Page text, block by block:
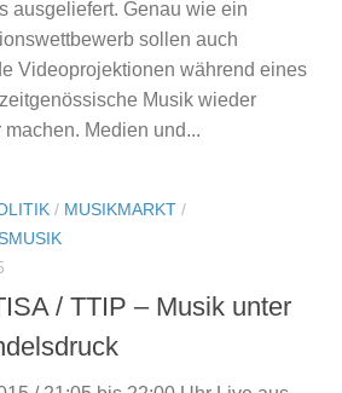
ausgeliefert. Genau wie ein
sollen auch
Videoprojektionen während eines
Musik wieder
machen. Medien und...
/ MUSIKMARKT /
/ TTIP – Musik unter